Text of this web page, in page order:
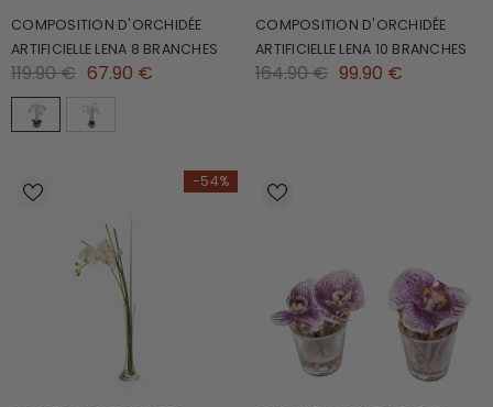
COMPOSITION D'ORCHIDÉE
ARTIFICIELLE LENA 8 BRANCHES
119.90 € 67.90 €
COMPOSITION D'ORCHIDÉE
ARTIFICIELLE LENA 10 BRANCHES
164.90 € 99.90 €
-54%